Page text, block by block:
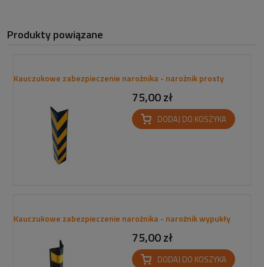
Produkty powiązane
Kauczukowe zabezpieczenie narożnika - narożnik prosty
75,00 zł
DODAJ DO KOSZYKA
Kauczukowe zabezpieczenie narożnika - narożnik wypukły
75,00 zł
DODAJ DO KOSZYKA